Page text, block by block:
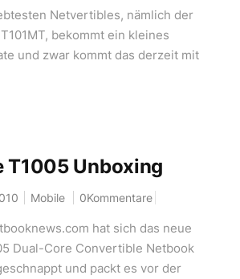
Netvertibles, nämlich der
bekommt ein kleines
und zwar kommt das derzeit mit
T1005 Unboxing
Mobile 0Kommentare
hat sich das neue
Dual-Core Convertible Netbook
und packt es vor der